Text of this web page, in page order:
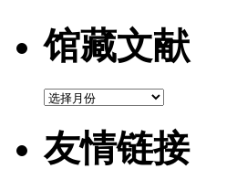
馆藏文献
馆
文
献
友情链接